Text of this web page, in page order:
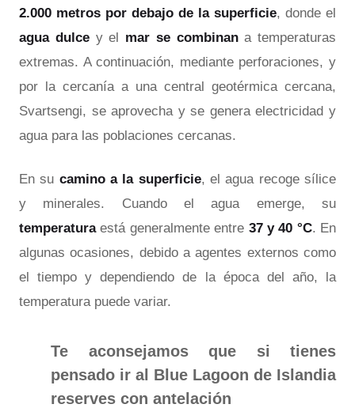
2.000 metros por debajo de la superficie, donde el
agua dulcey el mar se combinana temperaturas
extremas. A continuación, mediante perforaciones, y
por la cercanía a una central geotérmica cercana,
Svartsengi, se aprovecha y se genera electricidad y
agua para las poblaciones cercanas.
En su camino a la superficie, el agua recoge sílice
y minerales. Cuando el agua emerge, su
temperaturaestá generalmente entre 37 y 40 °C. En
algunas ocasiones, debido a agentes externos como
el tiempo y dependiendo de la época del año, la
temperatura puede variar.
Te aconsejamos que si tienes
pensado ir al Blue Lagoon de Islandia
reserves con antelación